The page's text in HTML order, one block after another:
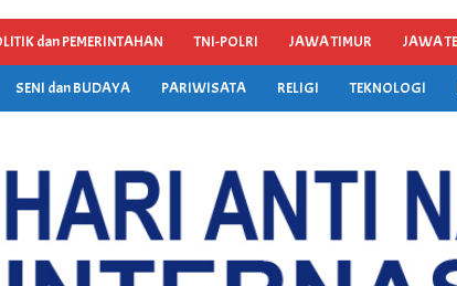
dan PEMERINTAHAN TNI-POLRI JAWA TIMUR JAWA
SENI dan BUDAYA PARIWISATA RELIGI TEKNOLOGI